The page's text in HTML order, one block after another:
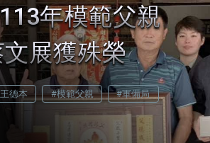
年模範父親
展獲殊榮
德本 #模範父親 #軍備局